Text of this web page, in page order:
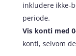
inkludere ikke-
periode.
Vis konti med
konti, selvom